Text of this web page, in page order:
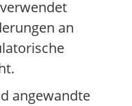
an
angewandte